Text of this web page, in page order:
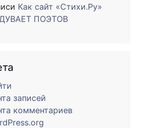
Как сайт «Стихи.Ру»
ПОЭТОВ
записей
комментариев